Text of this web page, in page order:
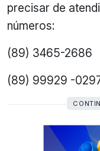
precisar de
números:
(89) 3465-2686
(89) 99929 -